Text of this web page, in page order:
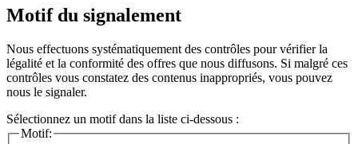
Motif du signalement
Nous effectuons systématiquement des contrôles pour vérifier la
légalité et la conformité des offres que nous diffusons. Si malgré ces
contrôles vous constatez des contenus inappropriés, vous pouvez
nous le signaler.
Sélectionnez un motif dans la liste ci-dessous :
Motif: